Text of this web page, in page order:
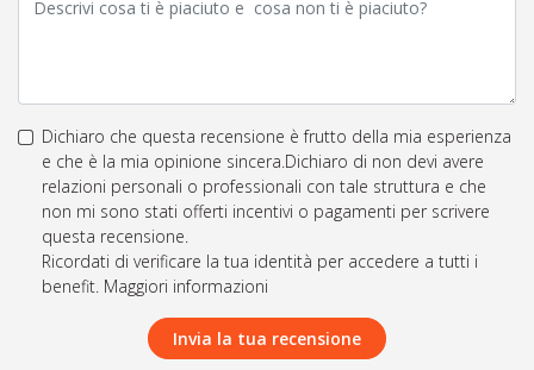
Dichiaro che questa recensione è frutto della mia esperienza
e che è la mia opinione sincera.Dichiaro di non devi avere
relazioni personali o professionali con tale struttura e che
non mi sono stati offerti incentivi o pagamenti per scrivere
questa recensione.
Ricordati di verificare la tua identità per accedere a tutti i
benefit. Maggiori informazioni
Invia la tua recensione